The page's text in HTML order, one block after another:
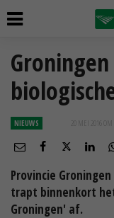
NIEUWS 20 MEI 2016 OM
Provincie
trapt binnenkort
Groningen' af.